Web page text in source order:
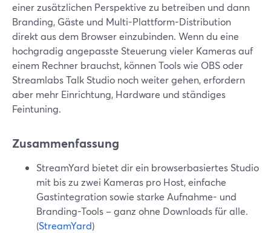
einer zusätzlichen Perspektive zu betreiben und dann
Branding, Gäste und Multi-Plattform-Distribution
direkt aus dem Browser einzubinden. Wenn du eine
hochgradig angepasste Steuerung vieler Kameras auf
einem Rechner brauchst, können Tools wie OBS oder
Streamlabs Talk Studio noch weiter gehen, erfordern
aber mehr Einrichtung, Hardware und ständiges
Feintuning.
Zusammenfassung
StreamYard bietet dir ein browserbasiertes Studio
mit bis zu zwei Kameras pro Host, einfache
Gastintegration sowie starke Aufnahme- und
Branding-Tools – ganz ohne Downloads für alle.
(StreamYard)